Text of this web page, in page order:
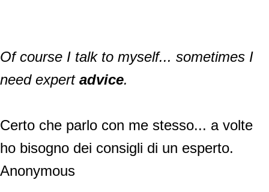
Of course I talk to myself... sometimes I
need expert advice.
Certo che parlo con me stesso... a volte
ho bisogno dei consigli di un esperto.
Anonymous